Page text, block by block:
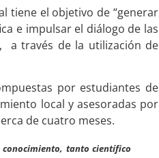
tiene el objetivo de “generar
e impulsar el diálogo de las
a través de la utilización de
por estudiantes de
local y asesoradas por
de cuatro meses.
tanto científico